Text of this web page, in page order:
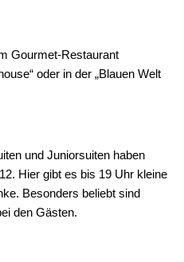
Gourmet-Restaurant
oder in der „Blauen Welt
und Juniorsuiten haben
Hier gibt es bis 19 Uhr kleine
Besonders beliebt sind
den Gästen.